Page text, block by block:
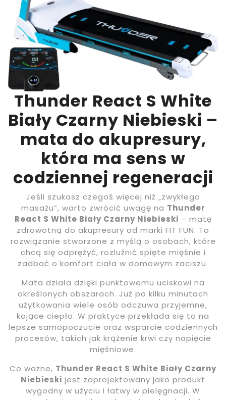
Thunder React S White
Biały Czarny Niebieski –
mata do akupresury,
która ma sens w
codziennej regeneracji
Jeśli szukasz czegoś więcej niż „zwykłego
masażu”, warto zwrócić uwagę na Thunder
React S White Biały Czarny Niebieski – matę
zdrowotną do akupresury od marki FIT FUN. To
rozwiązanie stworzone z myślą o osobach, które
chcą się odprężyć, rozluźnić spięte mięśnie i
zadbać o komfort ciała w domowym zaciszu.
Mata działa dzięki punktowemu uciskowi na
określonych obszarach. Już po kilku minutach
użytkowania wiele osób odczuwa przyjemne,
kojące ciepło. W praktyce przekłada się to na
lepsze samopoczucie oraz wsparcie codziennych
procesów, takich jak krążenie krwi czy napięcie
mięśniowe.
Co ważne, Thunder React S White Biały Czarny
Niebieski jest zaprojektowany jako produkt
wygodny w użyciu i łatwy w pielęgnacji. W